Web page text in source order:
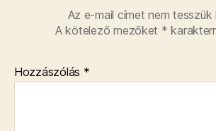
Az e-mail címet nem
A kötelező mezőket *
Hozzászólás *